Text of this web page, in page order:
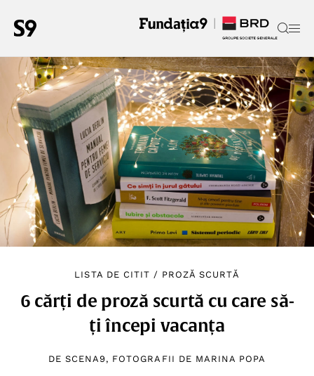
LISTA DE CITIT / PROZĂ SCURTĂ
6 cărți de proză scurtă cu care să-
ți începi vacanța
DE SCENA9, FOTOGRAFII DE MARINA POPA